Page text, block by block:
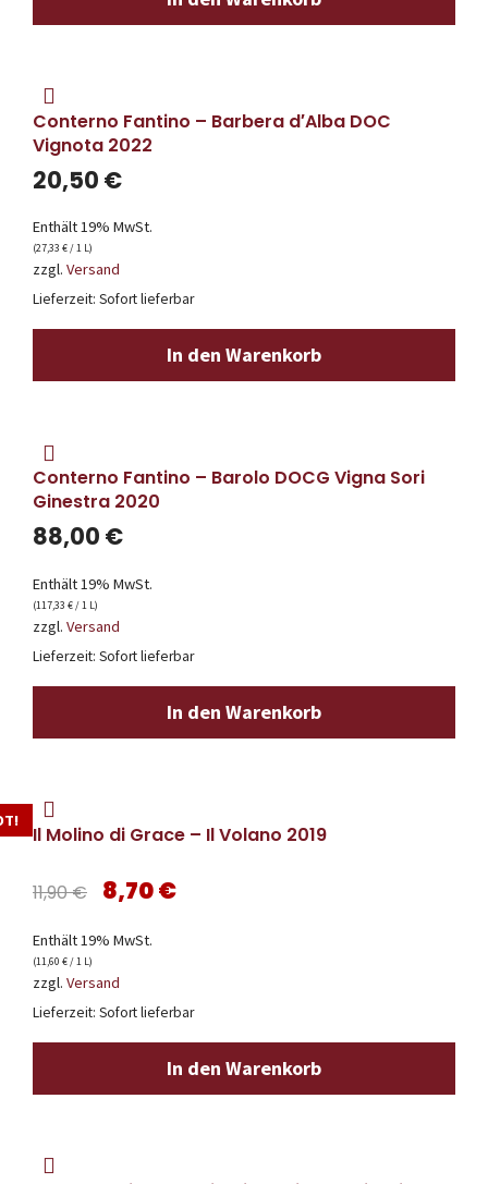
Conterno Fantino – Barbera d′Alba DOC
Vignota 2022
20,50 €
Enthält 19% MwSt.
(27,33 €/ 1 L)
zzgl. Versand
Lieferzeit: Sofort lieferbar
In den Warenkorb
Conterno Fantino – Barolo DOCG Vigna Sori
Ginestra 2020
88,00 €
Enthält 19% MwSt.
(117,33 € / 1 L)
zzgl. Versand
Lieferzeit: Sofort lieferbar
In den Warenkorb
Il Molino di Grace – Il Volano 2019
11,90€
Ursprünglicher
Preis
war:
11,90 €
8,70€Aktueller
8,70 €.
Enthält 19% MwSt.
(11,60 € / 1 L)
zzgl. Versand
Lieferzeit: Sofort lieferbar
In den Warenkorb